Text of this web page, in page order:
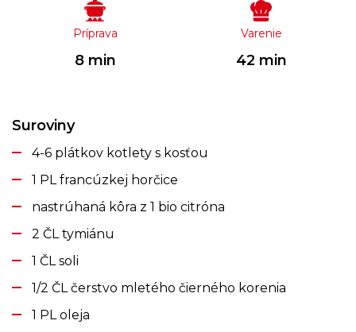
Príprava
8 min
Varenie
42 min
Suroviny
4-6 plátkov kotlety s kosťou
1 PL francúzkej horčice
nastrúhaná kôra z 1 bio citróna
2 ČL tymiánu
1 ČL soli
1/2 ČL čerstvo mletého čierného korenia
1 PL oleja